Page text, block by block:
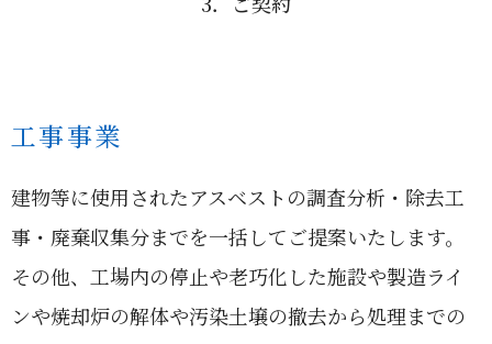
工事事業
建物等に使用されたアスベストの調査分析・除去工
事・廃棄収集分までを一括してご提案いたします。
その他、工場内の停止や老巧化した施設や製造ライ
ンや焼却炉の解体や汚染土壌の撤去から処理までの